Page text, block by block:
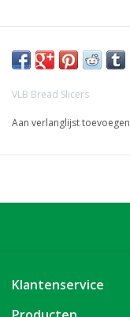
VLB Bread Slicers
Aan verlanglijst toevoegen
Klantenservice